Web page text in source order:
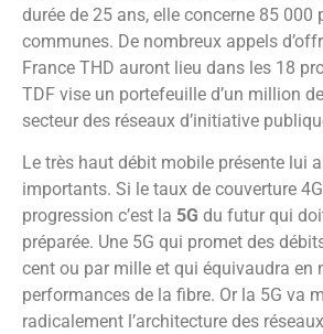
durée de 25 ans, elle concerne 85 000
communes. De nombreux appels
France THD auront lieu dans les 18
TDF vise un portefeuille d’un million
secteur des réseaux d’initiative
Le très haut débit mobile présente lui
importants. Si le taux de couverture
progression c’est la 5G du futur qui
préparée. Une 5G qui promet des
cent ou par mille et qui équivaudra en
performances de la fibre. Or la 5G va
radicalement l’architecture des